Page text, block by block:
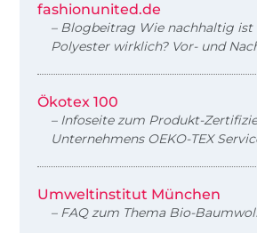
fashionunited.de
– Blogbeitrag Wie nachhaltig ist
Polyester wirklich? Vor- und
Ökotex 100
– Infoseite zum Produkt-
Unternehmens OEKO-TEX
Umweltinstitut München
– FAQ zum Thema Bio-